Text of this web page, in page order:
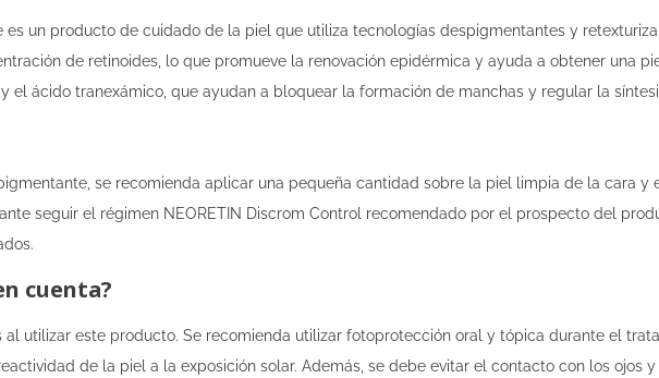
es un producto de cuidado de la piel que utiliza tecnologías despigmentantes y
de retinoides, lo que promueve la renovación epidérmica y ayuda a obtener una
el ácido tranexámico, que ayudan a bloquear la formación de manchas y regular la
se recomienda aplicar una pequeña cantidad sobre la piel limpia de la cara y
seguir el régimen NEORETIN Discrom Control recomendado por el prospecto del
cuenta?
utilizar este producto. Se recomienda utilizar fotoprotección oral y tópica durante el
de la piel a la exposición solar. Además, se debe evitar el contacto con los ojos